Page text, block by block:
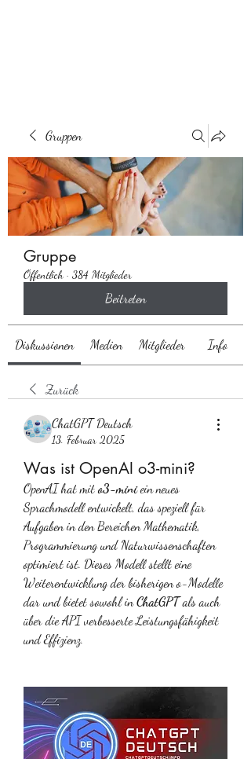
Gruppen
Gruppe
Öffentlich · 384 Mitglieder
Beitreten
Diskussionen Medien Mitglieder Info
Zurück
ChatGPT Deutsch
13. Februar 2025
Was ist OpenAI o3-mini?
OpenAI hat mit o3-mini ein neues
Sprachmodell entwickelt, das speziell für
Aufgaben in den Bereichen Mathematik,
Programmierung und Naturwissenschaften
optimiert ist. Dieses Modell stellt eine
Weiterentwicklung der bisherigen o-Modelle
dar und bietet sowohl in ChatGPT als auch
über die API verbesserte Leistungsfähigkeit
und Effizienz.